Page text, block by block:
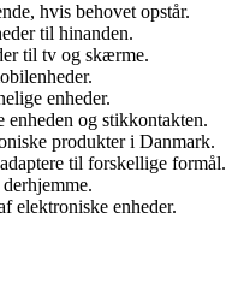
hvis behovet opstår.
til hinanden.
til tv og skærme.
enheder.
enheden og stikkontakten.
produkter i Danmark.
til forskellige formål.
elektroniske enheder.